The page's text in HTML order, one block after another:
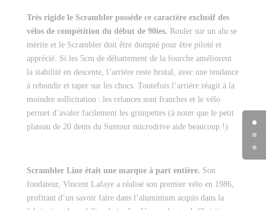
Très rigide le Scrambler possède ce caractère exclusif des
vélos de compétition du début de 90ies. Rouler sur un alu se
mérite et le Scrambler doit être dompté pour être piloté et
apprécié. Si les 5cm de débattement de la fourche améliorent
la stabilité en descente, l’arrière reste brutal, avec une tendance
à rebondir et taper sur les chocs. Toutefois l’arrière réagit à la
moindre sollicitation : les relances sont franches et le vélo
permet d’avaler facilement les grimpettes (à noter que le petit
plateau de 20 dents du Suntour microdrive aide beaucoup !)
Scrambler Line était une marque à part entière. Son
fondateur, Vincent Lafaye a réalisé son premier vélo en 1986,
profitant d’un savoir faire dans l’aluminium acquis dans la